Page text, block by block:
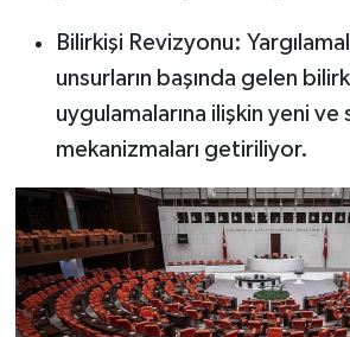
Bilirkişi Revizyonu:
unsurların başında gelen
uygulamalarına ilişkin yeni ve
mekanizmaları getiriliyor.